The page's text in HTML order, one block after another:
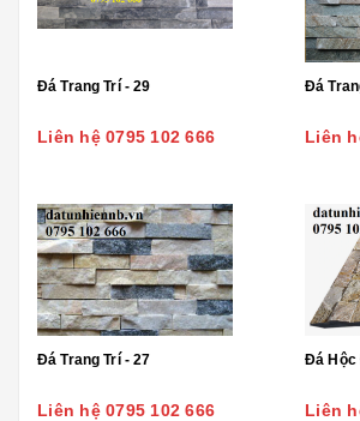
Đá Trang Trí - 29
Liên hệ 0795 102 666 Liên
Đá Trang Trí - 27
Liên hệ 0795 102 666
Đá Hộc
Liên